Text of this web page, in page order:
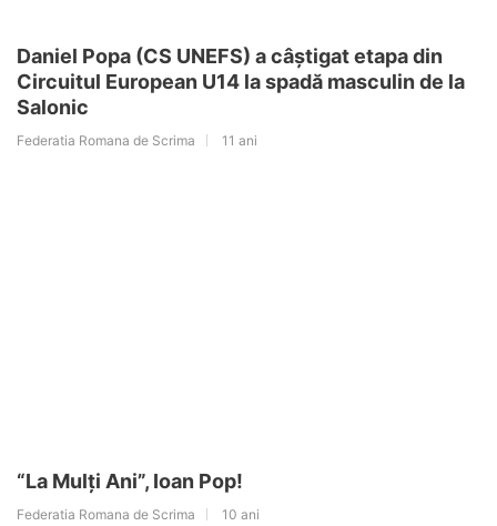
Daniel Popa (CS UNEFS) a câștigat etapa din
Circuitul European U14 la spadă masculin de la
Salonic
Federatia Romana de Scrima 11 ani
“La Mulți Ani”, Ioan Pop!
Federatia Romana de Scrima 10 ani